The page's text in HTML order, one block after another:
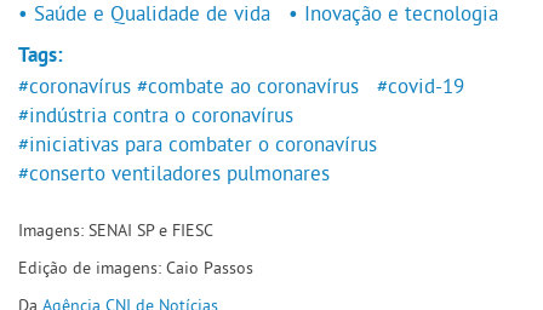
• Saúde e Qualidade de vida
• Inovação e tecnologia
Tags:
#coronavírus #combate ao coronavírus
#covid-19
#indústria contra o coronavírus
#iniciativas para combater o coronavírus
#conserto ventiladores pulmonares
Imagens: SENAI SP e FIESC
Edição de imagens: Caio Passos